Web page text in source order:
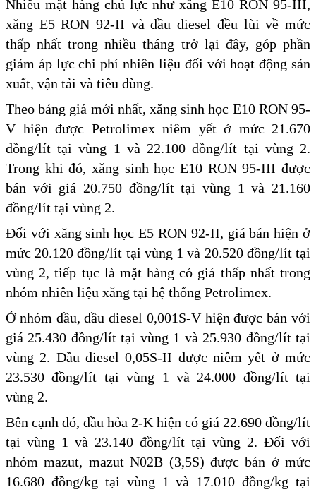
Nhiều mặt hàng chủ lực như xăng E10 RON 95-III,
xăng E5 RON 92-II và dầu diesel đều lùi về mức
thấp nhất trong nhiều tháng trở lại đây, góp phần
giảm áp lực chi phí nhiên liệu đối với hoạt động sản
xuất, vận tải và tiêu dùng.
Theo bảng giá mới nhất, xăng sinh học E10 RON 95-
V hiện được Petrolimex niêm yết ở mức 21.670
đồng/lít tại vùng 1 và 22.100 đồng/lít tại vùng 2.
Trong khi đó, xăng sinh học E10 RON 95-III được
bán với giá 20.750 đồng/lít tại vùng 1 và 21.160
đồng/lít tại vùng 2.
Đối với xăng sinh học E5 RON 92-II, giá bán hiện ở
mức 20.120 đồng/lít tại vùng 1 và 20.520 đồng/lít tại
vùng 2, tiếp tục là mặt hàng có giá thấp nhất trong
nhóm nhiên liệu xăng tại hệ thống Petrolimex.
Ở nhóm dầu, dầu diesel 0,001S-V hiện được bán với
giá 25.430 đồng/lít tại vùng 1 và 25.930 đồng/lít tại
vùng 2. Dầu diesel 0,05S-II được niêm yết ở mức
23.530 đồng/lít tại vùng 1 và 24.000 đồng/lít tại
vùng 2.
Bên cạnh đó, dầu hỏa 2-K hiện có giá 22.690 đồng/lít
tại vùng 1 và 23.140 đồng/lít tại vùng 2. Đối với
nhóm mazut, mazut N02B (3,5S) được bán ở mức
16.680 đồng/kg tại vùng 1 và 17.010 đồng/kg tại